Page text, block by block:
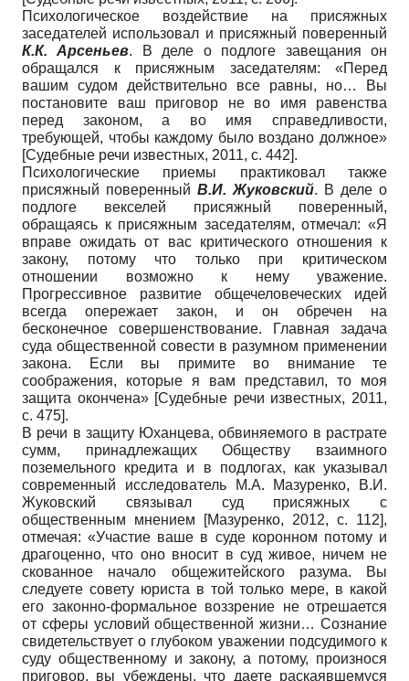
Психологическое воздействие на присяжных
заседателей использовал и присяжный поверенный
К.К. Арсеньев. В деле о подлоге завещания он
обращался к присяжным заседателям: «Перед
вашим судом действительно все равны, но… Вы
постановите ваш приговор не во имя равенства
перед законом, а во имя справедливости,
требующей, чтобы каждому было воздано должное»
[Судебные речи известных, 2011, с. 442].
Психологические приемы практиковал также
присяжный поверенный В.И. Жуковский. В деле о
подлоге векселей присяжный поверенный,
обращаясь к присяжным заседателям, отмечал: «Я
вправе ожидать от вас критического отношения к
закону, потому что только при критическом
отношении возможно к нему уважение.
Прогрессивное развитие общечеловеческих идей
всегда опережает закон, и он обречен на
бесконечное совершенствование. Главная задача
суда общественной совести в разумном применении
закона. Если вы примите во внимание те
соображения, которые я вам представил, то моя
защита окончена» [Судебные речи известных, 2011,
с. 475].
В речи в защиту Юханцева, обвиняемого в растрате
сумм, принадлежащих Обществу взаимного
поземельного кредита и в подлогах, как указывал
современный исследователь М.А. Мазуренко, В.И.
Жуковский связывал суд присяжных с
общественным мнением
[Мазуренко, 2012, с. 112],
отмечая: «Участие ваше в суде коронном потому и
драгоценно, что оно вносит в суд живое, ничем не
скованное начало общежитейского разума. Вы
следуете совету юриста в той только мере, в какой
его законно-формальное воззрение не отрешается
от сферы условий общественной жизни… Сознание
свидетельствует о глубоком уважении подсудимого к
суду общественному и закону, а потому, произнося
приговор, вы убеждены, что даете раскаявшемуся